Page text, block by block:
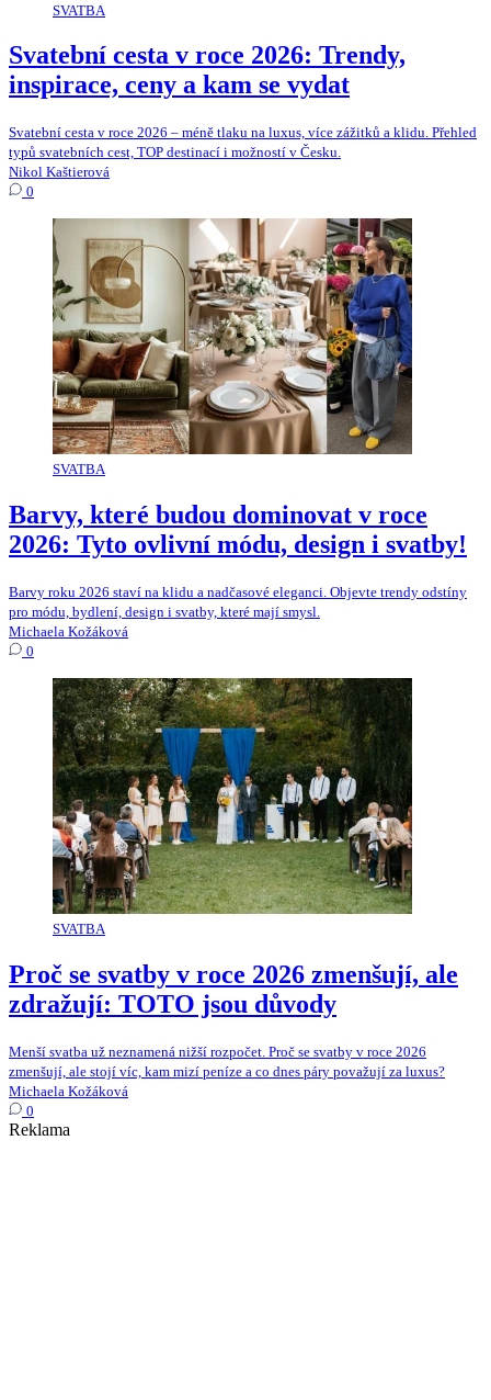
SVATBA
Svatební cesta v roce 2026: Trendy,
inspirace, ceny a kam se vydat
Svatební cesta v roce 2026 – méně tlaku na luxus, více zážitků a klidu. Přehled
typů svatebních cest, TOP destinací i možností v Česku.
Nikol Kaštierová
0
SVATBA
Barvy, které budou dominovat v roce
2026: Tyto ovlivní módu, design i svatby!
Barvy roku 2026 staví na klidu a nadčasové eleganci. Objevte trendy odstíny
pro módu, bydlení, design i svatby, které mají smysl.
Michaela Kožáková
0
SVATBA
Proč se svatby v roce 2026 zmenšují, ale
zdražují: TOTO jsou důvody
Menší svatba už neznamená nižší rozpočet. Proč se svatby v roce 2026
zmenšují, ale stojí víc, kam mizí peníze a co dnes páry považují za luxus?
Michaela Kožáková
0
Reklama